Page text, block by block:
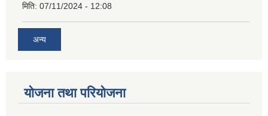
मिति: 07/11/2024 - 12:08
अन्य
योजना तथा परियोजना